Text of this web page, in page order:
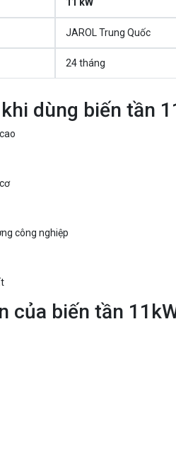
JAROL Trung Quốc
24 tháng
dùng biến tần
công nghiệp
của biến tần